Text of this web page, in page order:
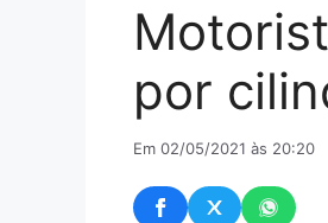
por
Em 02/05/2021 às 20:20